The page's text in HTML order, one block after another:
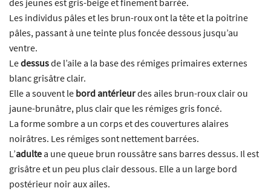
des jeunes est gris-beige et finement barrée.
Les individus pâles et les brun-roux ont la tête et la poitrine
pâles, passant à une teinte plus foncée dessous jusqu’au
ventre.
Ledessusde l’aile a la base des rémiges primaires externes
blanc grisâtre clair.
Elle a souvent le bord antérieurdes ailes brun-roux clair ou
jaune-brunâtre, plus clair que les rémiges gris foncé.
La forme sombre a un corps et des couvertures alaires
noirâtres. Les rémiges sont nettement barrées.
L’adulte a une queue brun roussâtre sans barres dessus. Il est
grisâtre et un peu plus clair dessous. Elle a un large bord
postérieur noir aux ailes.